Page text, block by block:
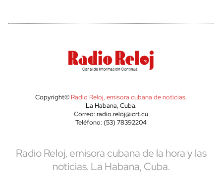
Copyright© Radio Reloj, emisora cubana de noticias.
La Habana, Cuba.
Correo: radio.reloj@icrt.cu
Teléfono: (53) 78392204
Radio Reloj, emisora cubana de la hora y las
noticias. La Habana, Cuba.